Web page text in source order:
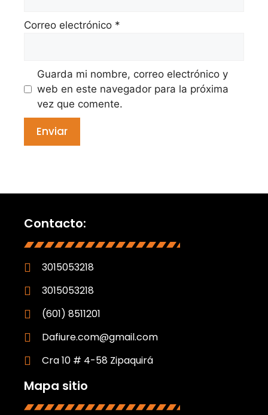
Correo electrónico *
Guarda mi nombre, correo electrónico y
web en este navegador para la próxima
vez que comente.
Contacto:
3015053218
3015053218
(601) 8511201
Dafiure.com@gmail.com
Cra 10 # 4-58 Zipaquirá
Mapa sitio